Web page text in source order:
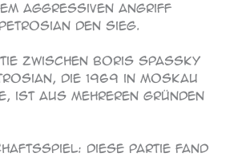
aggressiven Angriff
den Sieg.
zwischen Boris Spassky
die 1969 in Moskau
ist aus mehreren Gründen
Diese Partie fand